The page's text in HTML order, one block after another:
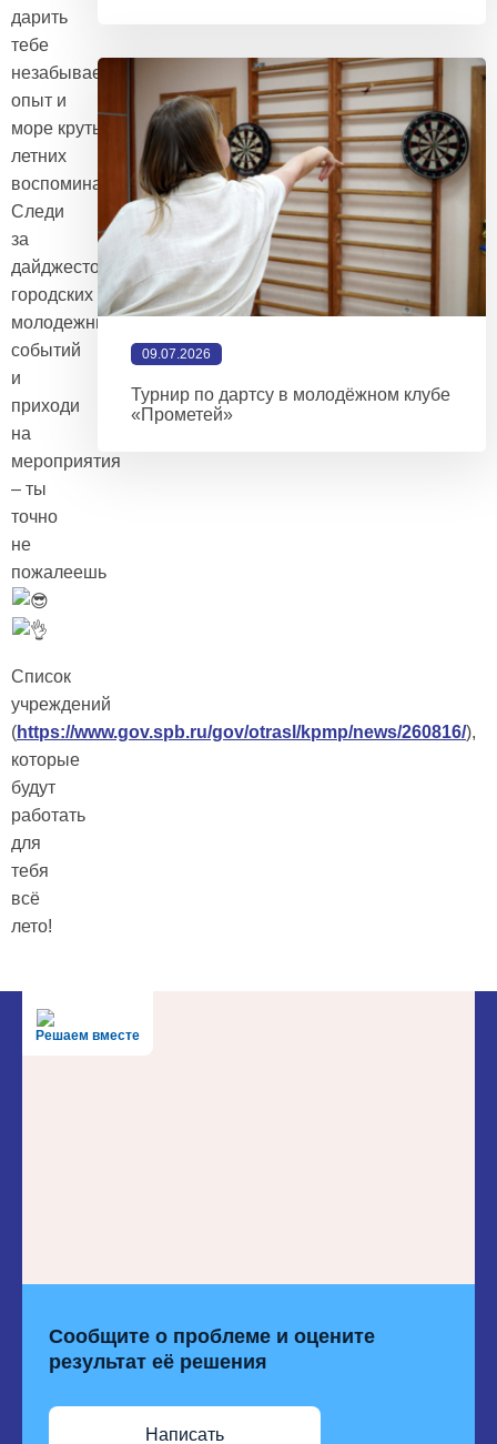
дарить
тебе
незабываемый
опыт и
море крутых
летних
воспоминаний!
Следи
за
дайджестом
городских
молодежных
событий
и
приходи
на
мероприятия
– ты
точно
не
пожалеешь
Список
учреждений
(https://www.gov.spb.ru/gov/otrasl/kpmp/news/260816/),
которые
будут
работать
для
тебя
всё
лето!
09.07.2026
Турнир по дартсу в молодёжном клубе
«Прометей»
Решаем вместе
Сообщите о проблеме и оцените
результат её решения
Написать